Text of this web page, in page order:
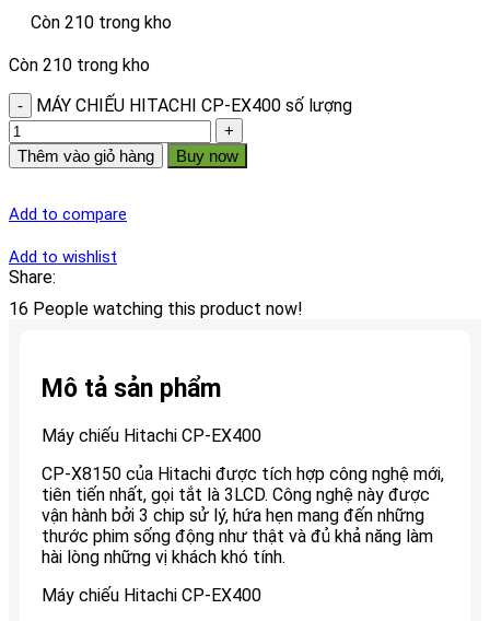
Còn 210 trong kho
Còn 210 trong kho
MÁY CHIẾU HITACHI CP-EX400 số lượng
Thêm vào giỏ hàng Buy now
Add to compare
Add to wishlist
Share:
16 People watching this product now!
Mô tả sản phẩm
Máy chiếu Hitachi CP-EX400
CP-X8150 của Hitachi được tích hợp công nghệ mới,
tiên tiến nhất, gọi tắt là 3LCD. Công nghệ này được
vận hành bởi 3 chip sử lý, hứa hẹn mang đến những
thước phim sống động như thật và đủ khả năng làm
hài lòng những vị khách khó tính.
Máy chiếu Hitachi CP-EX400